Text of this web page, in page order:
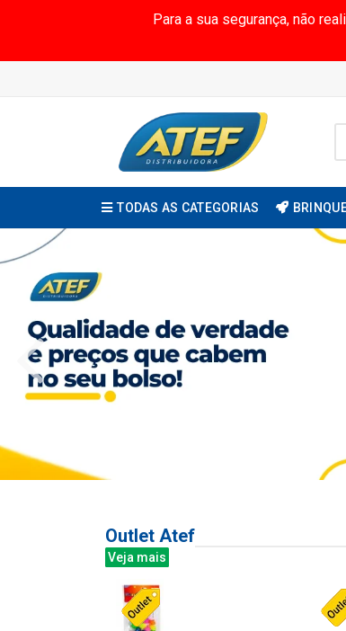
Para a sua segurança, não
TODAS AS CATEGORIAS
Outlet Atef
Veja mais